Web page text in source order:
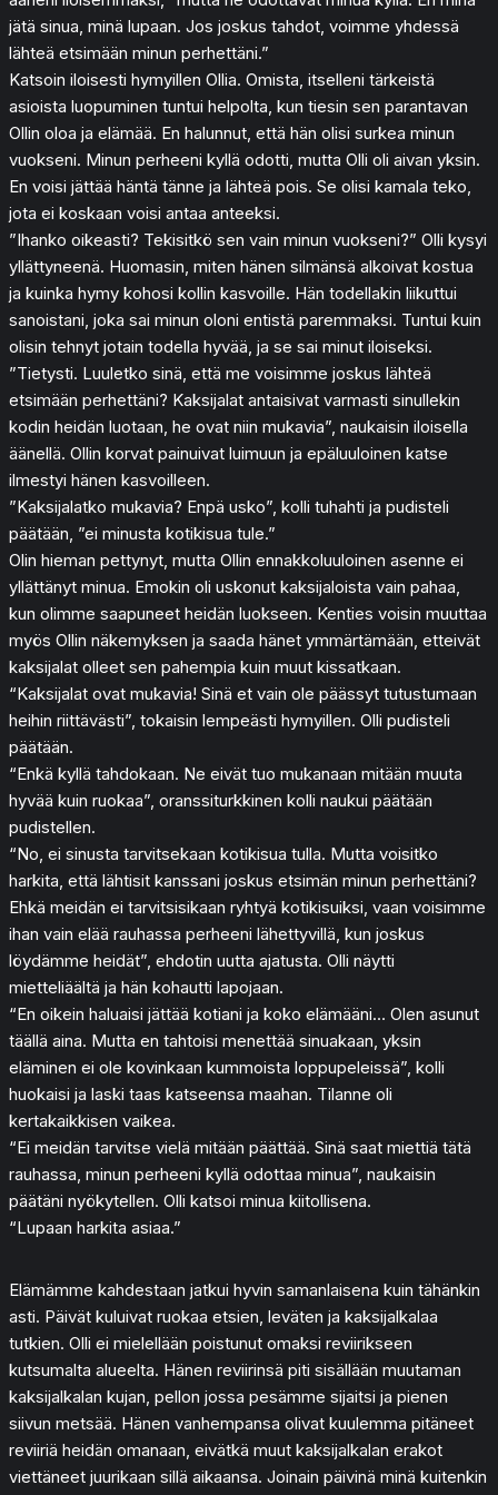
jätä sinua, minä lupaan. Jos joskus tahdot, voimme yhdessä
lähteä etsimään minun perhettäni.”
Katsoin iloisesti hymyillen Ollia. Omista, itselleni tärkeistä
asioista luopuminen tuntui helpolta, kun tiesin sen parantavan
Ollin oloa ja elämää. En halunnut, että hän olisi surkea minun
vuokseni. Minun perheeni kyllä odotti, mutta Olli oli aivan yksin.
En voisi jättää häntä tänne ja lähteä pois. Se olisi kamala teko,
jota ei koskaan voisi antaa anteeksi.
”Ihanko oikeasti? Tekisitkö sen vain minun vuokseni?” Olli kysyi
yllättyneenä. Huomasin, miten hänen silmänsä alkoivat kostua
ja kuinka hymy kohosi kollin kasvoille. Hän todellakin liikuttui
sanoistani, joka sai minun oloni entistä paremmaksi. Tuntui kuin
olisin tehnyt jotain todella hyvää, ja se sai minut iloiseksi.
”Tietysti. Luuletko sinä, että me voisimme joskus lähteä
etsimään perhettäni? Kaksijalat antaisivat varmasti sinullekin
kodin heidän luotaan, he ovat niin mukavia”, naukaisin iloisella
äänellä. Ollin korvat painuivat luimuun ja epäluuloinen katse
ilmestyi hänen kasvoilleen.
”Kaksijalatko mukavia? Enpä usko”, kolli tuhahti ja pudisteli
päätään, ”ei minusta kotikisua tule.”
Olin hieman pettynyt, mutta Ollin ennakkoluuloinen asenne ei
yllättänyt minua. Emokin oli uskonut kaksijaloista vain pahaa,
kun olimme saapuneet heidän luokseen. Kenties voisin muuttaa
myös Ollin näkemyksen ja saada hänet ymmärtämään, etteivät
kaksijalat olleet sen pahempia kuin muut kissatkaan.
“Kaksijalat ovat mukavia! Sinä et vain ole päässyt tutustumaan
heihin riittävästi”, tokaisin lempeästi hymyillen. Olli pudisteli
päätään.
“Enkä kyllä tahdokaan. Ne eivät tuo mukanaan mitään muuta
hyvää kuin ruokaa”, oranssiturkkinen kolli naukui päätään
pudistellen.
“No, ei sinusta tarvitsekaan kotikisua tulla. Mutta voisitko
harkita, että lähtisit kanssani joskus etsimän minun perhettäni?
Ehkä meidän ei tarvitsisikaan ryhtyä kotikisuiksi, vaan voisimme
ihan vain elää rauhassa perheeni lähettyvillä, kun joskus
löydämme heidät”, ehdotin uutta ajatusta. Olli näytti
mietteliäältä ja hän kohautti lapojaan.
“En oikein haluaisi jättää kotiani ja koko elämääni… Olen asunut
täällä aina. Mutta en tahtoisi menettää sinuakaan, yksin
eläminen ei ole kovinkaan kummoista loppupeleissä”, kolli
huokaisi ja laski taas katseensa maahan. Tilanne oli
kertakaikkisen vaikea.
“Ei meidän tarvitse vielä mitään päättää. Sinä saat miettiä tätä
rauhassa, minun perheeni kyllä odottaa minua”, naukaisin
päätäni nyökytellen. Olli katsoi minua kiitollisena.
“Lupaan harkita asiaa.”
Elämämme kahdestaan jatkui hyvin samanlaisena kuin tähänkin
asti. Päivät kuluivat ruokaa etsien, leväten ja kaksijalkalaa
tutkien. Olli ei mielellään poistunut omaksi reviirikseen
kutsumalta alueelta. Hänen reviirinsä piti sisällään muutaman
kaksijalkalan kujan, pellon jossa pesämme sijaitsi ja pienen
siivun metsää. Hänen vanhempansa olivat kuulemma pitäneet
reviiriä heidän omanaan, eivätkä muut kaksijalkalan erakot
viettäneet juurikaan sillä aikaansa. Joinain päivinä minä kuitenkin